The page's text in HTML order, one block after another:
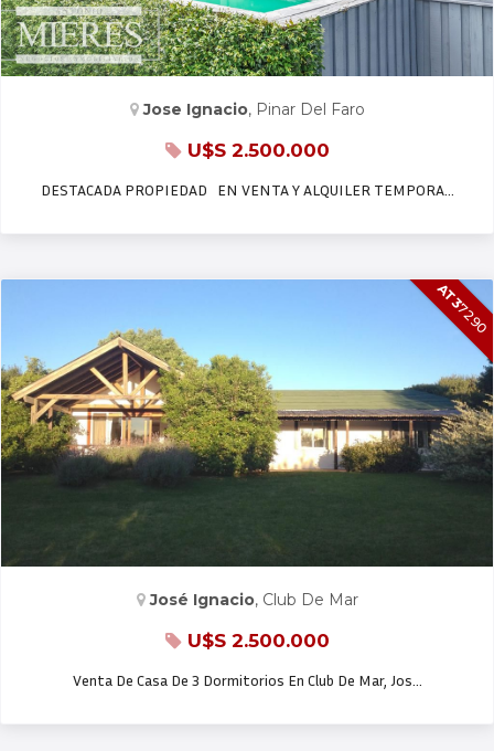
CASA EN VENTA Y ALQ. TEMP.
Jose Ignacio, Pinar Del Faro
U$S 2.500.000
DESTACADA PROPIEDAD EN VENTA Y ALQUILER TEMPORA…
AT3
7290
José Ignacio, Club De Mar
U$S 2.500.000
Venta De Casa De 3 Dormitorios En Club De Mar, Jos…